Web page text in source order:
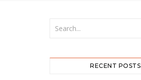
RECENT POSTS